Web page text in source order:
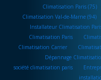
Climatisation Paris (75)
Climatisation Val-de-Marne (94)
Installateur Climatisation
Climatisation Paris
Climatisation Carrier
Dépannage
société climatisation paris